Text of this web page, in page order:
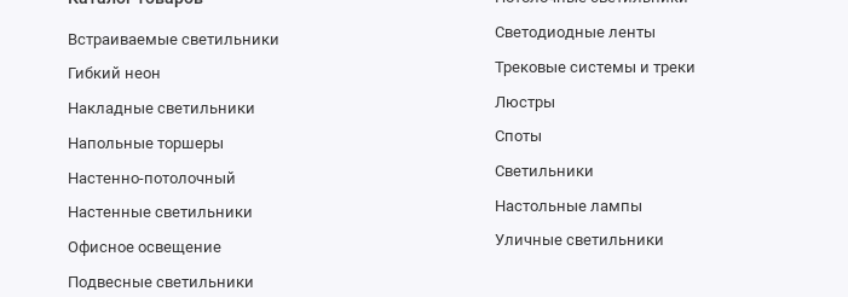
Встраиваемые светильники
Гибкий неон
Накладные светильники
Напольные торшеры
Настенно-потолочный
Настенные светильники
Офисное освещение
Подвесные светильники
Светодиодные ленты
Трековые системы и треки
Люстры
Споты
Светильники
Настольные лампы
Уличные светильники